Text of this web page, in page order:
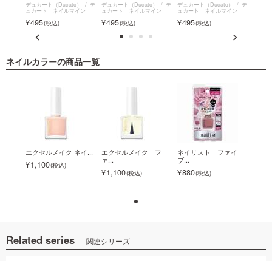
デュカート（Ducato） デ
ュカート ネイルマイン
495
デュカート（Ducato） デ
ュカート ネイルマイン
495
デュカート（Ducato） デ
ュカート ネイルマイン
495
ネイルカラーの商品一覧
エクセルメイク ネイ...
1,100
エクセルメイク フ
ァ...
1,100
ネイリスト ファイ
ブ...
880
Related series 関連シリーズ